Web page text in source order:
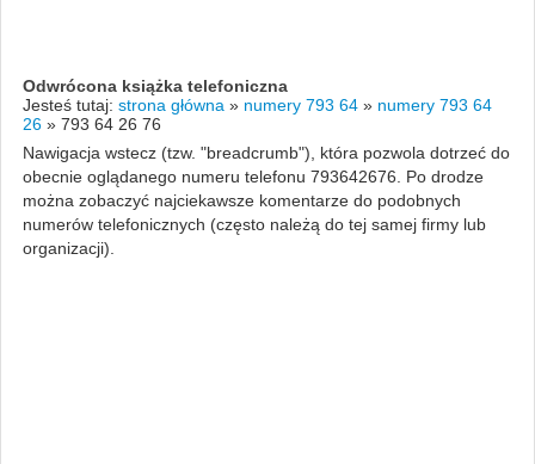
Odwrócona książka telefoniczna
Jesteś tutaj: strona główna » numery 793 64 » numery 793 64
26 » 793 64 26 76
Nawigacja wstecz (tzw. "breadcrumb"), która pozwola dotrzeć do
obecnie oglądanego numeru telefonu 793642676. Po drodze
można zobaczyć najciekawsze komentarze do podobnych
numerów telefonicznych (często należą do tej samej firmy lub
organizacji).